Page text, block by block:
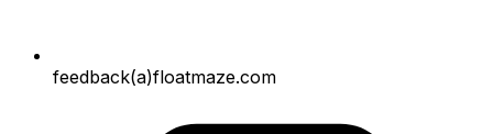
feedback(a)floatmaze.com